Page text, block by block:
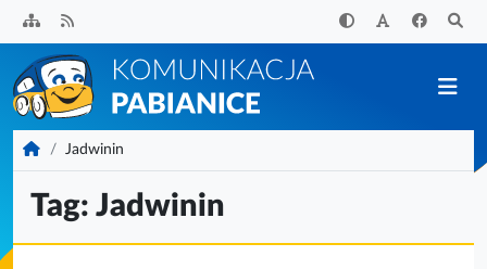
Przejdź
do
treści
KomunikacjaPabianice.pl
Jadwinin
Tag: Jadwinin